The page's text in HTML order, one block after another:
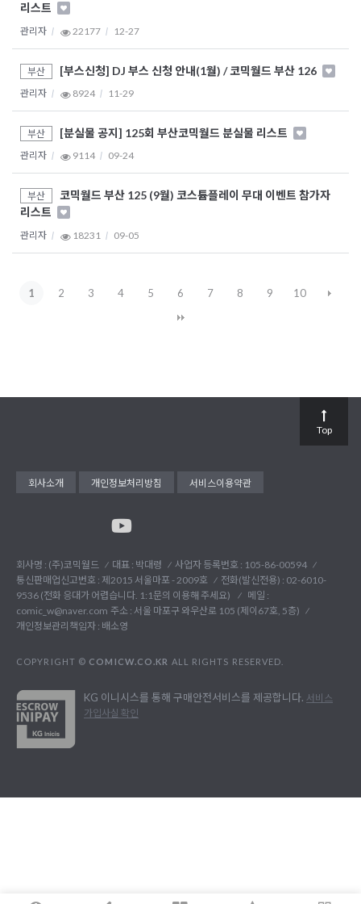
리스트
관리자 22177 12-27
부산 [부스신청] DJ 부스 신청 안내(1월) / 코믹월드 부산 126
관리자 8924 11-29
부산 [분실물 공지] 125회 부산코믹월드 분실물 리스트
관리자 9114 09-24
부산
코믹월드 부산 125 (9월) 코스튬플레이 무대 이벤트 참가자
리스트
관리자 18231 09-05
1 2 3 4 5 6 7 8 9 10
회사소개 개인정보처리방침 서비스이용약관
회사명 : (주)코믹월드 대표 : 박대령
사업자 등록번호 : 105-86-00594
통신판매업신고번호 : 제2015 서울마포 - 2009호
전화(발신전용) : 02-6010-
9536 (전화 응대가 어렵습니다. 1:1문의 이용해 주세요)
메일 :
comic_w@naver.com 주소 : 서울 마포구 와우산로 105 (제이67호, 5층)
개인정보관리책임자 : 배소영
COPYRIGHT © COMICW.CO.KR ALL RIGHTS RESERVED.
KG 이니시스를 통해 구매안전서비스를 제공합니다. 서비스
가입사실 확인
Top